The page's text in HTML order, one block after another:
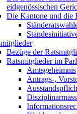
eidgenössischen
Die Kantone und die
Bezüge der
Ratsmitglieder im
Amtsgeheimnis
Antrags-,